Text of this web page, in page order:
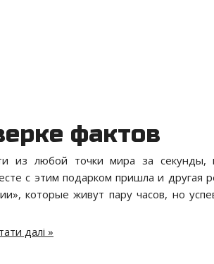
фактов
из любой точки мира за секунды,
с этим подарком пришла и другая
которые живут пару часов, но
далі »